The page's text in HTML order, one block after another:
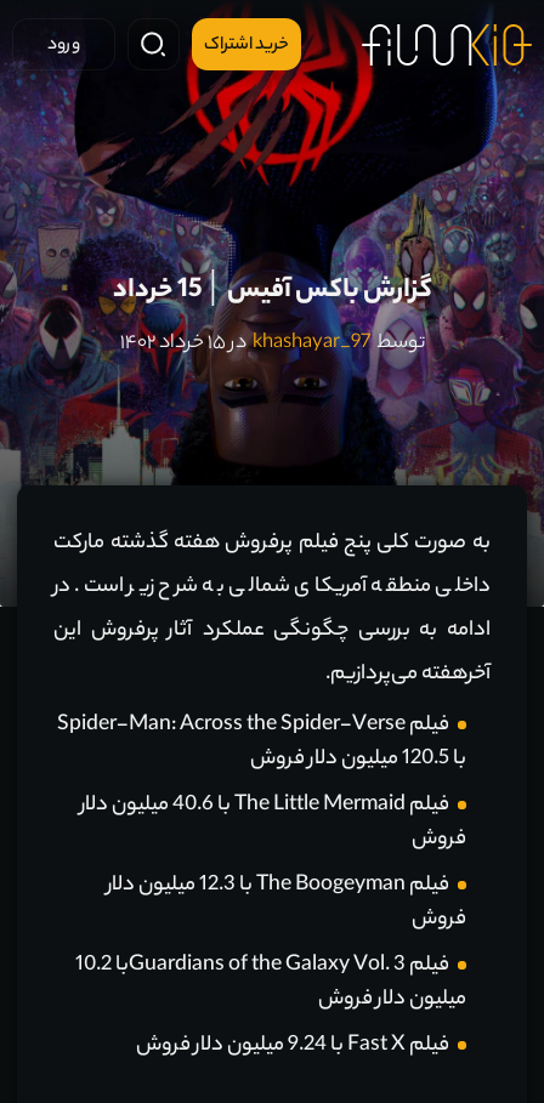
خرید اشتراک ورود
گزارش باکس آفیس │ 15 خرداد
توسطkhashayar_97در ۱۵ خرداد ۱۴۰۲
به صورت کلی پنج فیلم پرفروش هفته گذشته مارکت
داخلی منطقه آمریکای شمالی به شرح زیر است. در
ادامه به بررسی چگونگی عملکرد آثار پرفروش این
آخرهفته می‌پردازیم.
فیلم Spider-Man: Across the Spider-Verse
با 120.5 میلیون دلار فروش
فیلم The Little Mermaid با 40.6 میلیون دلار
فروش
فیلم The Boogeyman با 12.3 میلیون دلار
فروش
فیلم Guardians of the Galaxy Vol. 3با 10.2
میلیون دلار فروش
فیلم Fast X با 9.24 میلیون دلار فروش